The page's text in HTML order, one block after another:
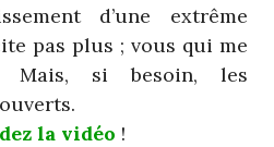
d’une extrême
pas plus ; vous qui me
Mais, si besoin, les
la vidéo !